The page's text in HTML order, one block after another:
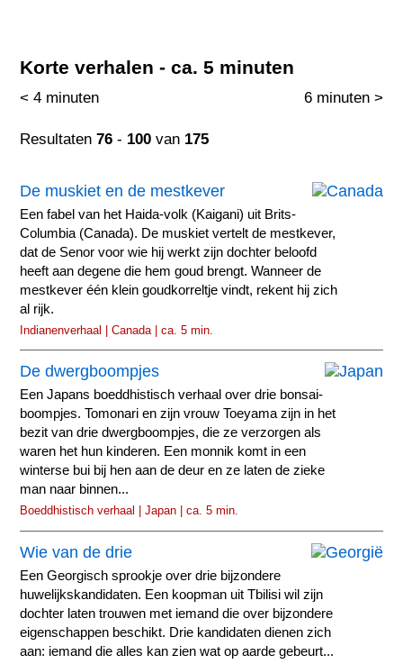
Korte verhalen - ca. 5 minuten
< 4 minuten 6 minuten >
Resultaten76 - 100 van 175
De muskiet en de mestkever
Een fabel van het Haida-volk (Kaigani) uit Brits-
Columbia (Canada). De muskiet vertelt de mestkever,
dat de Senor voor wie hij werkt zijn dochter beloofd
heeft aan degene die hem goud brengt. Wanneer de
mestkever één klein goudkorreltje vindt, rekent hij zich
al rijk.
Indianenverhaal | Canada | ca. 5 min.
De dwergboompjes
Een Japans boeddhistisch verhaal over drie bonsai-
boompjes. Tomonari en zijn vrouw Toeyama zijn in het
bezit van drie dwergboompjes, die ze verzorgen als
waren het hun kinderen. Een monnik komt in een
winterse bui bij hen aan de deur en ze laten de zieke
man naar binnen...
Boeddhistisch verhaal | Japan | ca. 5 min.
Wie van de drie
Een Georgisch sprookje over drie bijzondere
huwelijkskandidaten. Een koopman uit Tbilisi wil zijn
dochter laten trouwen met iemand die over bijzondere
eigenschappen beschikt. Drie kandidaten dienen zich
aan: iemand die alles kan zien wat op aarde gebeurt...